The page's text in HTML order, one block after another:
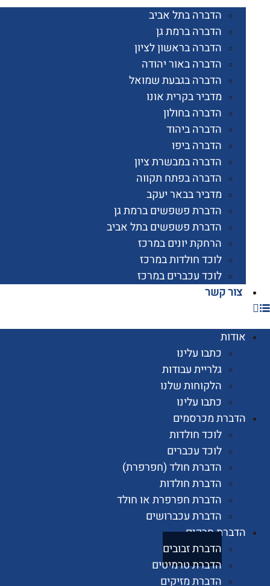
הדברה בתל אביב
הדברה ברמת גן
הדברה בראשון לציון
הדברה באור יהודה
הדברה בגבעת שמואל
מדביר בקרית אונו
הדברה בחולון
הדברה ביהוד
הדברה ביפו
הדברה במבשרת ציון
הדברה בפתח תקווה
מדביר בבאר יעקב
הדברת פשפשים ברמת גן
הדברת פשפשים בתל אביב
הרחקת יונים במרכז
לוכד חולדות במרכז
לוכד עכברים במרכז
קשר
כתבו עלינו
גלריית עבודות
הלקוחות שלנו
כתבו עלינו
מכרסמים
לוכד חולדות
לוכד עכברים
הדברת חולד (חפרפרת)
הדברת חולדות
הדברת חפרפרת או חולד
הדברת עכברושים
חרקים
הדברת זבובים
הדברת טרמיטים
הדברת מזיקים